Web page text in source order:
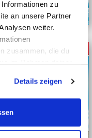
zu
an unsere Partner
weiter.
zusammen, die du
.
Details zeigen